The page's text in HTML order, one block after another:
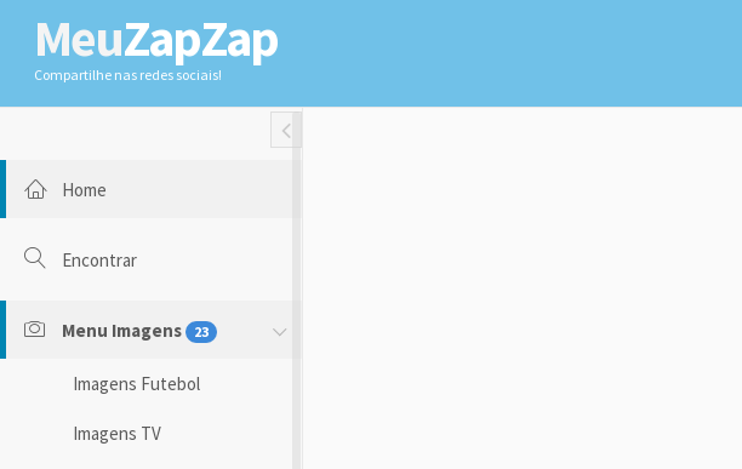
MeuZapZap
Compartilhe nas redes sociais!
Toggle Fullwidth
Home
Encontrar
Menu Imagens 23
Imagens Futebol
Imagens TV